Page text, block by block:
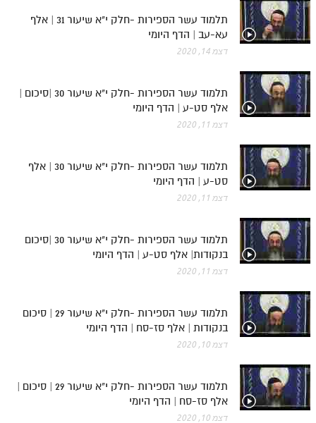
תלמוד עשר הספירות -חלק י"א שיעור 31 | אלף
עא-עב | הדף היומי
דצמ 14, 2020
תלמוד עשר הספירות -חלק י"א שיעור 30 |סיכום |
אלף סט-ע | הדף היומי
דצמ 11, 2020
תלמוד עשר הספירות -חלק י"א שיעור 30 | אלף
סט-ע | הדף היומי
דצמ 11, 2020
תלמוד עשר הספירות -חלק י"א שיעור 30 |סיכום
בנקודות| אלף סט-ע | הדף היומי
דצמ 11, 2020
תלמוד עשר הספירות -חלק י"א שיעור 29 | סיכום
בנקודות | אלף סז-סח | הדף היומי
דצמ 10, 2020
תלמוד עשר הספירות -חלק י"א שיעור 29 | סיכום |
אלף סז-סח | הדף היומי
דצמ 10, 2020